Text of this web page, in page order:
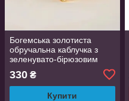
Богемська золотиста
обручальна каблучка з
зеленувато-бірюзовим
AurumLux030
330 ₴
Купити